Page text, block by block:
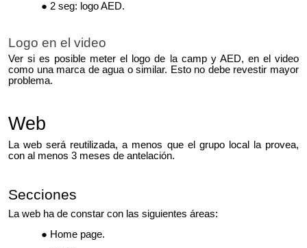
2 seg: logo AED.
Logo en el video
Ver si es posible meter el logo de la camp y AED, en el video
como una marca de agua o similar. Esto no debe revestir mayor
problema.
Web
La web será reutilizada, a menos que el grupo local la provea,
con al menos 3 meses de antelación.
Secciones
La web ha de constar con las siguientes áreas:
Home page.